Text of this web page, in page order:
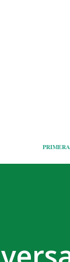
PRIMERA